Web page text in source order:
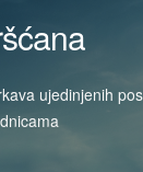
ujedinjenih